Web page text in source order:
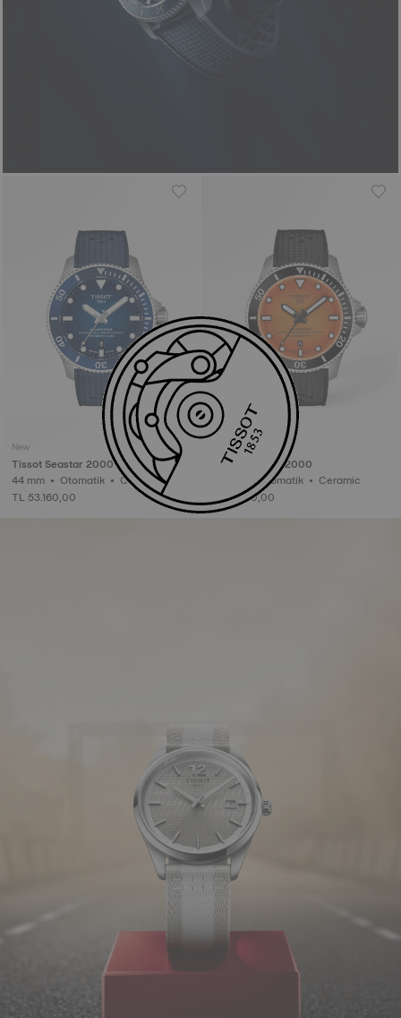
New
Tissot Seastar 2000
44 mm • Otomatik • Ceramic
TL 53.160,00
New
Tissot Seastar 2000
44 mm • Otomatik • Ceramic
TL 53.160,00